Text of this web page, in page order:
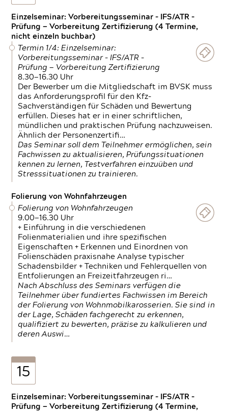
Einzelseminar: Vorbereitungsseminar - IFS/ATR -
Prüfung — Vorbereitung Zertifizierung (4 Termine,
nicht einzeln buchbar)
Termin 1/4: Einzelseminar:
Vorbereitungsseminar - IFS/ATR -
Prüfung — Vorbereitung Zertifizierung
8.30—16.30 Uhr
Der Bewerber um die Mitgliedschaft im BVSK muss
das Anforderungsprofil für den Kfz-
Sachverständigen für Schäden und Bewertung
erfüllen. Dieses hat er in einer schriftlichen,
mündlichen und praktischen Prüfung nachzuweisen.
Ähnlich der Personenzertifi…
Das Seminar soll dem Teilnehmer ermöglichen, sein
Fachwissen zu aktualisieren, Prüfungssituationen
kennen zu lernen, Testverfahren einzuüben und
Stresssituationen zu trainieren.
Folierung von Wohnfahrzeugen
Folierung von Wohnfahrzeugen
9.00—16.30 Uhr
+ Einführung in die verschiedenen
Folienmaterialien und ihre spezifischen
Eigenschaften + Erkennen und Einordnen von
Folienschäden praxisnahe Analyse typischer
Schadensbilder + Techniken und Fehlerquellen von
Entfolierungen an Freizeitfahrzeugen ri…
Nach Abschluss des Seminars verfügen die
Teilnehmer über fundiertes Fachwissen im Bereich
der Folierung von Wohnmobilkarosserien. Sie sind in
der Lage, Schäden fachgerecht zu erkennen,
qualifiziert zu bewerten, präzise zu kalkulieren und
deren Auswi…
15
Einzelseminar: Vorbereitungsseminar - IFS/ATR -
Prüfung — Vorbereitung Zertifizierung (4 Termine,